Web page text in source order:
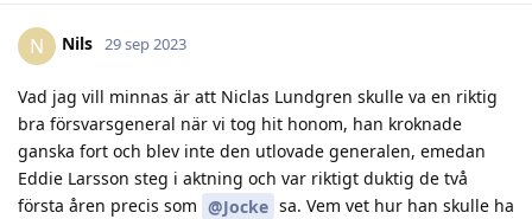
N Nils 29 sep 2023
Vad jag vill minnas är att Niclas Lundgren skulle va en riktig
bra försvarsgeneral när vi tog hit honom, han kroknade
ganska fort och blev inte den utlovade generalen, emedan
Eddie Larsson steg i aktning och var riktigt duktig de två
första åren precis som @Jocke sa. Vem vet hur han skulle ha